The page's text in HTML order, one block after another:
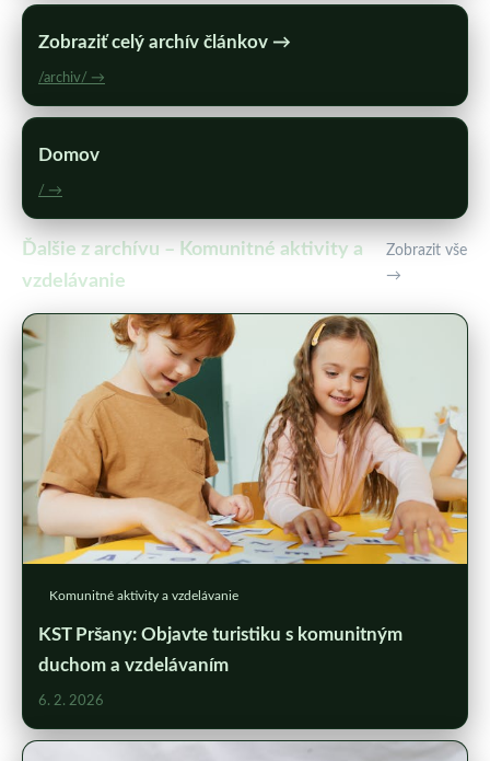
Zobraziť celý archív článkov →
/archiv/ →
Domov
/ →
Ďalšie z archívu – Komunitné aktivity a
vzdelávanie
Zobrazit vše
→
Komunitné aktivity a vzdelávanie
KST Pršany: Objavte turistiku s komunitným
duchom a vzdelávaním
6. 2. 2026